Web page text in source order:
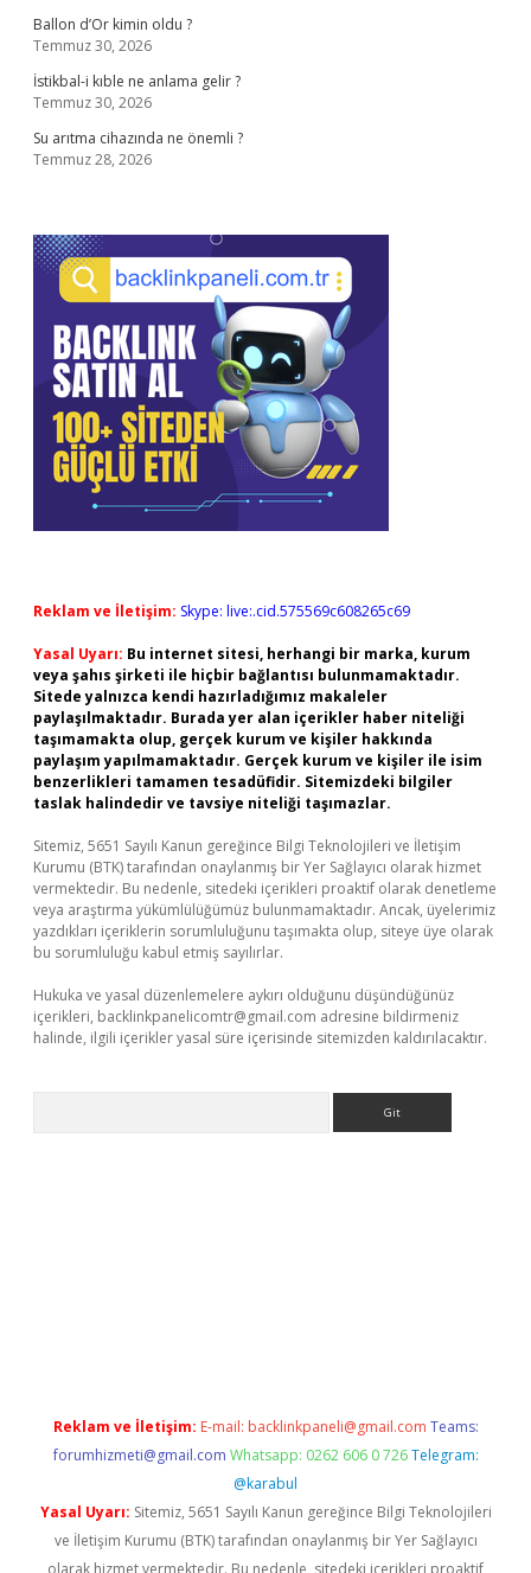
Ballon d’Or kimin oldu ?
Temmuz 30, 2026
İstikbal-i kıble ne anlama gelir ?
Temmuz 30, 2026
Su arıtma cihazında ne önemli ?
Temmuz 28, 2026
Reklam ve İletişim: Skype: live:.cid.575569c608265c69
Yasal Uyarı: Bu internet sitesi, herhangi bir marka, kurum
veya şahıs şirketi ile hiçbir bağlantısı bulunmamaktadır.
Sitede yalnızca kendi hazırladığımız makaleler
paylaşılmaktadır. Burada yer alan içerikler haber niteliği
taşımamakta olup, gerçek kurum ve kişiler hakkında
paylaşım yapılmamaktadır. Gerçek kurum ve kişiler ile isim
benzerlikleri tamamen tesadüfidir. Sitemizdeki bilgiler
taslak halindedir ve tavsiye niteliği taşımazlar.
Sitemiz, 5651 Sayılı Kanun gereğince Bilgi Teknolojileri ve İletişim
Kurumu (BTK) tarafından onaylanmış bir Yer Sağlayıcı olarak hizmet
vermektedir. Bu nedenle, sitedeki içerikleri proaktif olarak denetleme
veya araştırma yükümlülüğümüz bulunmamaktadır. Ancak, üyelerimiz
yazdıkları içeriklerin sorumluluğunu taşımakta olup, siteye üye olarak
bu sorumluluğu kabul etmiş sayılırlar.
Hukuka ve yasal düzenlemelere aykırı olduğunu düşündüğünüz
içerikleri, backlinkpanelicomtr@gmail.com adresine bildirmeniz
halinde, ilgili içerikler yasal süre içerisinde sitemizden kaldırılacaktır.
Reklam ve İletişim: E-mail: backlinkpaneli@gmail.com Teams:
forumhizmeti@gmail.com Whatsapp: 0262 606 0 726 Telegram:
@karabul
Yasal Uyarı: Sitemiz, 5651 Sayılı Kanun gereğince Bilgi Teknolojileri
ve İletişim Kurumu (BTK) tarafından onaylanmış bir Yer Sağlayıcı
olarak hizmet vermektedir. Bu nedenle, sitedeki içerikleri proaktif